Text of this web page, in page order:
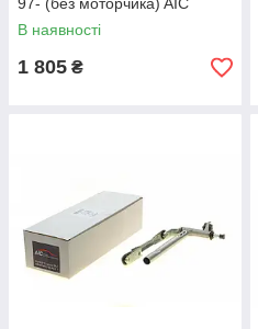
71262
В наявності
1 805 ₴